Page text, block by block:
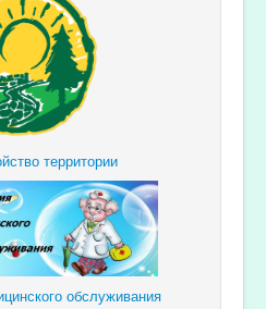
территории
обслуживания